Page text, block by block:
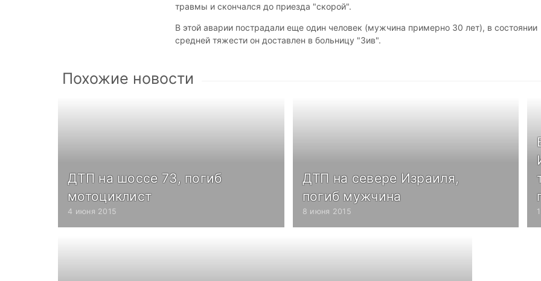
травмы и скончался до приезда "скорой".
В этой аварии пострадали еще один человек (мужчина примерно 30 лет), в состоянии
средней тяжести он доставлен в больницу "Зив".
Похожие новости
ДТП на шоссе 73, погиб
мотоциклист
4 июня 2015
ДТП на севере Израиля,
погиб мужчина
8 июня 2015